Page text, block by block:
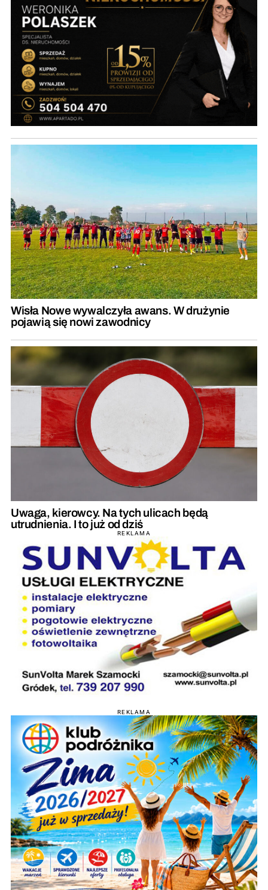
Wisła Nowe wywalczyła awans. W drużynie
pojawią się nowi zawodnicy
Uwaga, kierowcy. Na tych ulicach będą
utrudnienia. I to już od dziś
REKLAMA
REKLAMA